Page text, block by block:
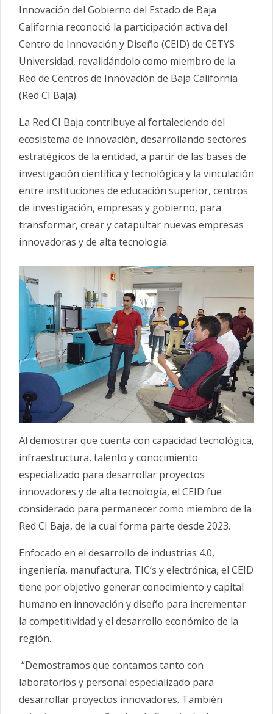
Innovación del Gobierno del Estado de Baja
California reconoció la participación activa del
Centro de Innovación y Diseño (CEID) de CETYS
Universidad, revalidándolo como miembro de la
Red de Centros de Innovación de Baja California
(Red CI Baja).
La Red CI Baja contribuye al fortaleciendo del
ecosistema de innovación, desarrollando sectores
estratégicos de la entidad, a partir de las bases de
investigación científica y tecnológica y la vinculación
entre instituciones de educación superior, centros
de investigación, empresas y gobierno, para
transformar, crear y catapultar nuevas empresas
innovadoras y de alta tecnología.
Al demostrar que cuenta con capacidad tecnológica,
infraestructura, talento y conocimiento
especializado para desarrollar proyectos
innovadores y de alta tecnología, el CEID fue
considerado para permanecer como miembro de la
Red CI Baja, de la cual forma parte desde 2023.
Enfocado en el desarrollo de industrias 4.0,
ingeniería, manufactura, TIC’s y electrónica, el CEID
tiene por objetivo generar conocimiento y capital
humano en innovación y diseño para incrementar
la competitividad y el desarrollo económico de la
región.
“Demostramos que contamos tanto con
laboratorios y personal especializado para
desarrollar proyectos innovadores. También